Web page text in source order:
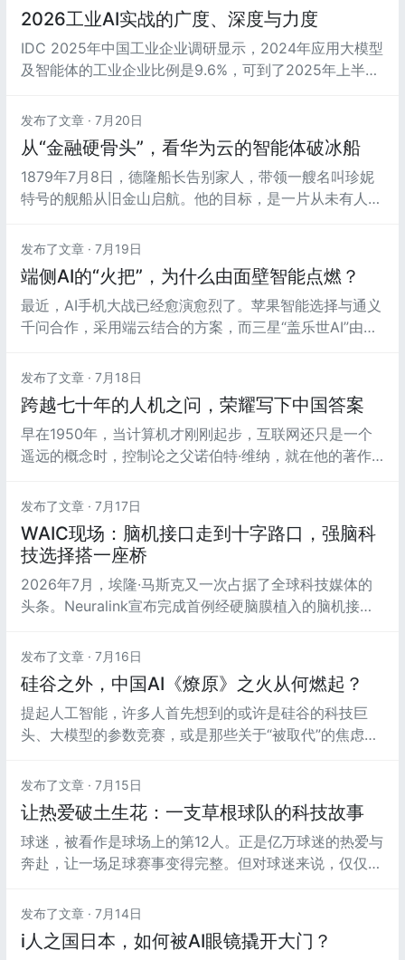
2026工业AI实战的广度、深度与力度
IDC 2025年中国工业企业调研显示，2024年应用大模型
及智能体的工业企业比例是9.6%，可到了2025年上半
工业专家告诉我们，今年整个行业基本上都开始试水AI
了。这意味着，工业领域的AI应用比例，正大幅度提升。
发布了文章 · 7月20日
从“金融硬骨头”，看华为云的智能体破冰船
1879年7月8日，德隆船长告别家人，带领一艘名叫珍妮
特号的舰船从旧金山启航。他的目标，是一片从未有人探
发布了文章 · 7月19日
端侧AI的“火把”，为什么由面壁智能点燃？
最近，AI手机大战已经愈演愈烈了。苹果智能选择与通义
千问合作，采用端云结合的方案，而三星“盖乐世AI”由面
规模化赋能全球顶级终端厂商。
发布了文章 · 7月18日
跨越七十年的人机之问，荣耀写下中国答案
早在1950年，当计算机才刚刚起步，互联网还只是一个
遥远的概念时，控制论之父诺伯特·维纳，就在他的著作
器出现后，社会的核心命题是人和机器如何相处、共存。
发布了文章 · 7月17日
WAIC现场：脑机接口走到十字路口，强脑科
技选择搭一座桥
2026年7月，埃隆·马斯克又一次占据了全球科技媒体的
头条。Neuralink宣布完成首例经硬脑膜植入的脑机接口
约20名志愿者植入其设备，能够用意念操控光标、玩电
子游戏，甚至控制机械臂完成书写。
发布了文章 · 7月16日
硅谷之外，中国AI《燎原》之火从何燃起？
提起人工智能，许多人首先想到的或许是硅谷的科技巨
头、大模型的参数竞赛，或是那些关于“被取代”的焦虑。
并不在聚光灯下。2026年6月，由北京大学出版社出版的
风辞远新作《燎原：我看见的智能中国》正式面世。全书
以2016年至2025年中国智能化发展的十年为时间轴，基
于...
发布了文章 · 7月15日
让热爱破土生花：一支草根球队的科技故事
球迷，被看作是球场上的第12人。正是亿万球迷的热爱与
奔赴，让一场足球赛事变得完整。但对球迷来说，仅仅是
感。
发布了文章 · 7月14日
i人之国日本，如何被AI眼镜撬开大门？